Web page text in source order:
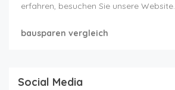
erfahren, besuchen Sie unsere Website.
bausparen vergleich
Social Media